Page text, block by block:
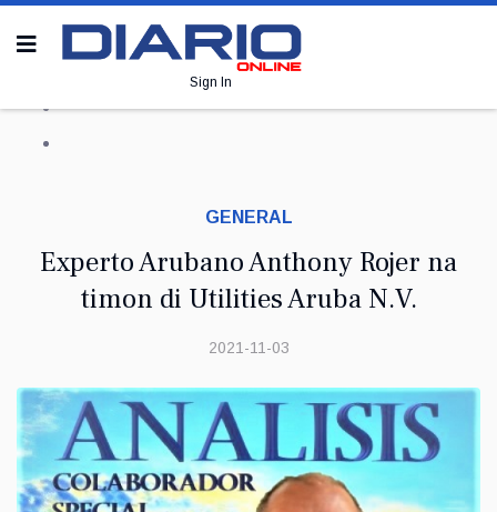
Sign In
GENERAL
Experto Arubano Anthony Rojer na
timon di Utilities Aruba N.V.
2021-11-03